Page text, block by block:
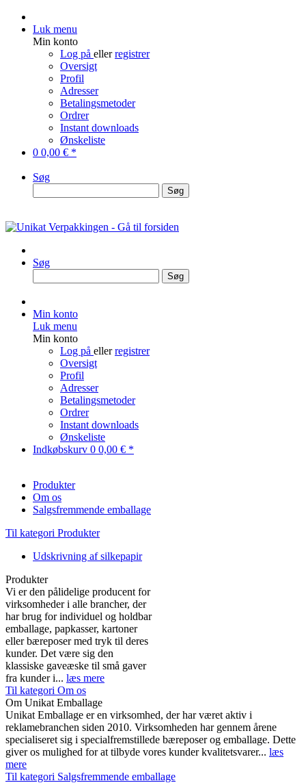
Luk menu
Min konto
Log på ellerregistrer
Oversigt
Profil
Adresser
Betalingsmetoder
Ordrer
Instant downloads
Ønskeliste
0 0,00 € *
Søg
Søg
Søg
Søg
Min konto
Luk menu
Min konto
Log på ellerregistrer
Oversigt
Profil
Adresser
Betalingsmetoder
Ordrer
Instant downloads
Ønskeliste
Indkøbskurv 0 0,00 € *
Produkter
Om os
Salgsfremmende emballage
Til kategori Produkter
Udskrivning af silkepapir
Produkter
Vi er den pålidelige producent for
virksomheder i alle brancher, der
har brug for individuel og holdbar
emballage, papkasser, kartoner
eller bæreposer med tryk til deres
kunder. Det være sig den
klassiske gaveæske til små gaver
fra kunder i... læs mere
Til kategori Om os
Om Unikat Emballage
Unikat Emballage er en virksomhed, der har været aktiv i
reklamebranchen siden 2010. Virksomheden har gennem årene
specialiseret sig i specialfremstillede bæreposer og emballage. Dette
giver os mulighed for at tilbyde vores kunder kvalitetsvarer... læs
mere
Til kategori Salgsfremmende emballage